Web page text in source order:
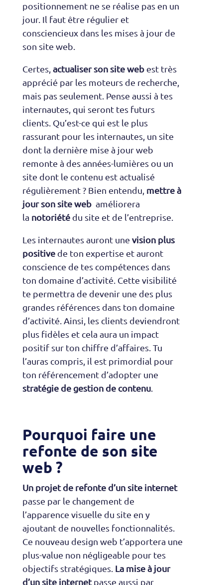
positionnement ne se réalise pas en un
jour. Il faut être régulier et
consciencieux dans les mises à jour de
son site web.
Certes,actualiser son site webest très
apprécié par les moteurs de recherche,
mais pas seulement. Pense aussi à tes
internautes, qui seront tes futurs
clients. Qu’est-ce qui est le plus
rassurant pour les internautes, un site
dont la dernière mise à jour web
remonte à des années-lumières ou un
site dont le contenu est actualisé
régulièrement ? Bien entendu, mettre à
jour son site webaméliorera
la notoriétédu site et de l’entreprise.
Les internautes auront une vision plus
positivede ton expertise et auront
conscience de tes compétences dans
ton domaine d’activité. Cette visibilité
te permettra de devenir une des plus
grandes références dans ton domaine
d’activité. Ainsi, les clients deviendront
plus fidèles et cela aura un impact
positif sur ton chiffre d’affaires. Tu
l’auras compris, il est primordial pour
ton référencement d’adopter une
stratégie de gestion de contenu.
Pourquoi faire une
refonte de son site
web ?
Un projet de refonte d’un site internet
passe par le changement de
l’apparence visuelle du site en y
ajoutant de nouvelles fonctionnalités.
Ce nouveau design web t’apportera une
plus-value non négligeable pour tes
objectifs stratégiques. La mise à jour
d’un site internetpasse aussi par